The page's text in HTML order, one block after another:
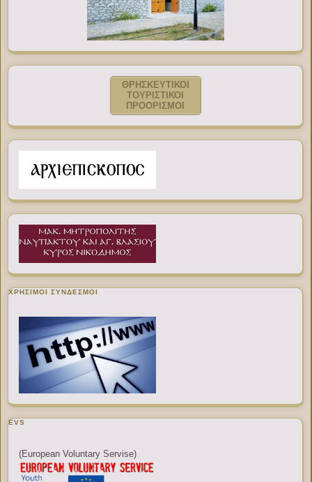
ΘΡΗΣΚΕΥΤΙΚΟΙ
ΤΟΥΡΙΣΤΙΚΟΙ
ΠΡΟΟΡΙΣΜΟΙ
ΧΡΉΣΙΜΟΙ ΣΎΝΔΕΣΜΟΙ
EVS
(European Voluntary Servise)